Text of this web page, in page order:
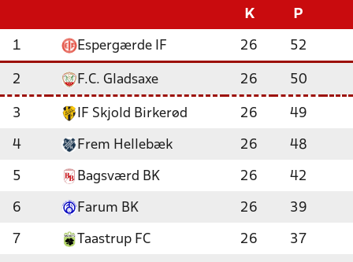
K P
1 Espergærde IF 26 52
2 F.C. Gladsaxe 26 50
3 IF Skjold Birkerød 26 49
4 Frem Hellebæk 26 48
5 Bagsværd BK 26 42
6 Farum BK 26 39
7 Taastrup FC 26 37